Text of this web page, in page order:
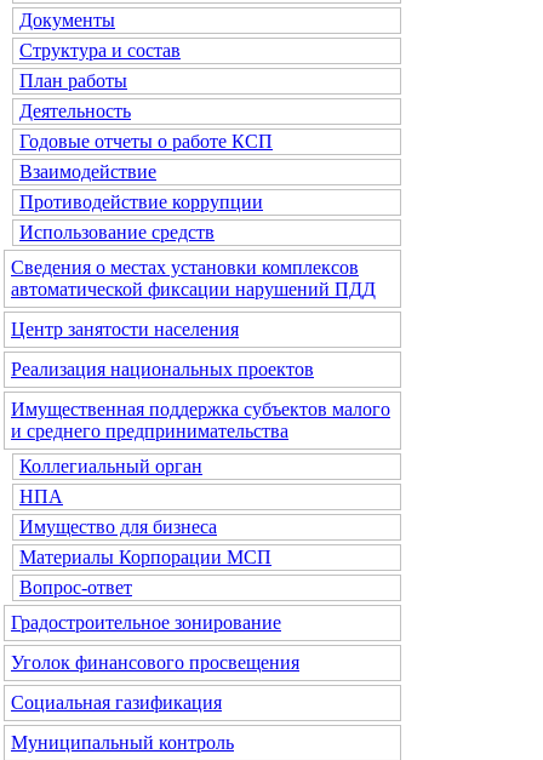
Документы
Структура и состав
План работы
Деятельность
Годовые отчеты о работе КСП
Взаимодействие
Противодействие коррупции
Использование средств
Сведения о местах установки комплексов
автоматической фиксации нарушений ПДД
Центр занятости населения
Реализация национальных проектов
Имущественная поддержка субъектов малого
и среднего предпринимательства
Коллегиальный орган
НПА
Имущество для бизнеса
Материалы Корпорации МСП
Вопрос-ответ
Градостроительное зонирование
Уголок финансового просвещения
Социальная газификация
Муниципальный контроль